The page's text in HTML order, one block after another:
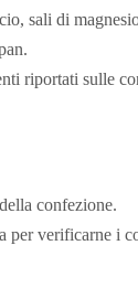
sali di
riportati sulle
confezione.
per verificarne i